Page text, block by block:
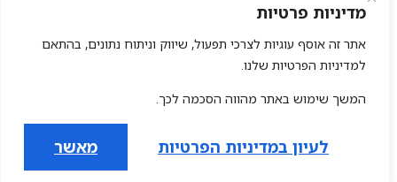
מדיניות פרטיות
אתר זה אוסף עוגיות לצרכי תפעול, שיווק וניתוח נתונים, בהתאם
למדיניות הפרטיות שלנו.
המשך שימוש באתר מהווה הסכמה לכך.
לעיון במדיניות הפרטיות מאשר
תנאי הזמנה ומדיניות ביטולים
1
להזמנות התקשרו